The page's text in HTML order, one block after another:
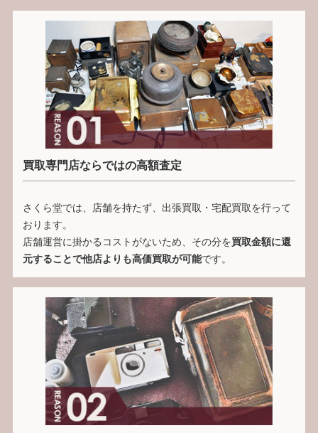
買取専門店ならではの高額査定
さくら堂では、店舗を持たず、出張買取・宅配買取を行って
おります。
店舗運営に掛かるコストがないため、その分を買取金額に還
元することで他店よりも高価買取が可能です。